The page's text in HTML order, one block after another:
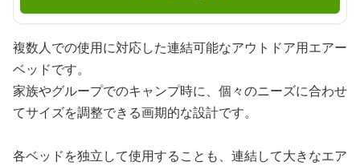
複数人での使用に対応した連結可能なアウトドア用エアー
ベッドです。
家族やグループでのキャンプ時に、個々のニーズに合わせ
てサイズを調整できる画期的な設計です。
各ベッドを独立して使用することも、連結して大きなエア